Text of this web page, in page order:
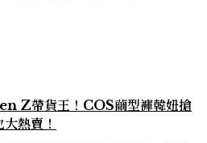
Z帶貨王！COS繭型褲韓妞搶
熱賣！